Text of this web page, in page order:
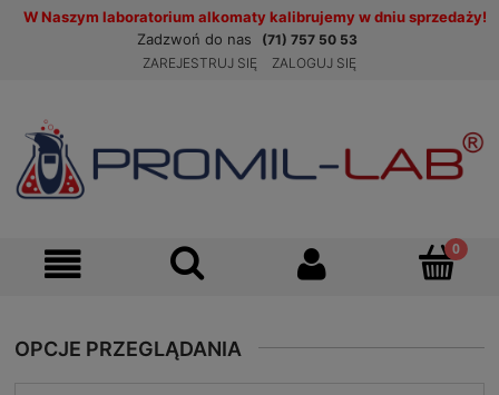
W Naszym laboratorium alkomaty kalibrujemy w dniu sprzedaży!
Zadzwoń do nas
(71) 757 50 53
ZAREJESTRUJ SIĘ
ZALOGUJ SIĘ
OPCJE PRZEGLĄDANIA